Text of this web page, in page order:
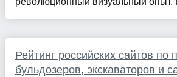
Рейтинг российских сайтов по
бульдозеров, экскаваторов и